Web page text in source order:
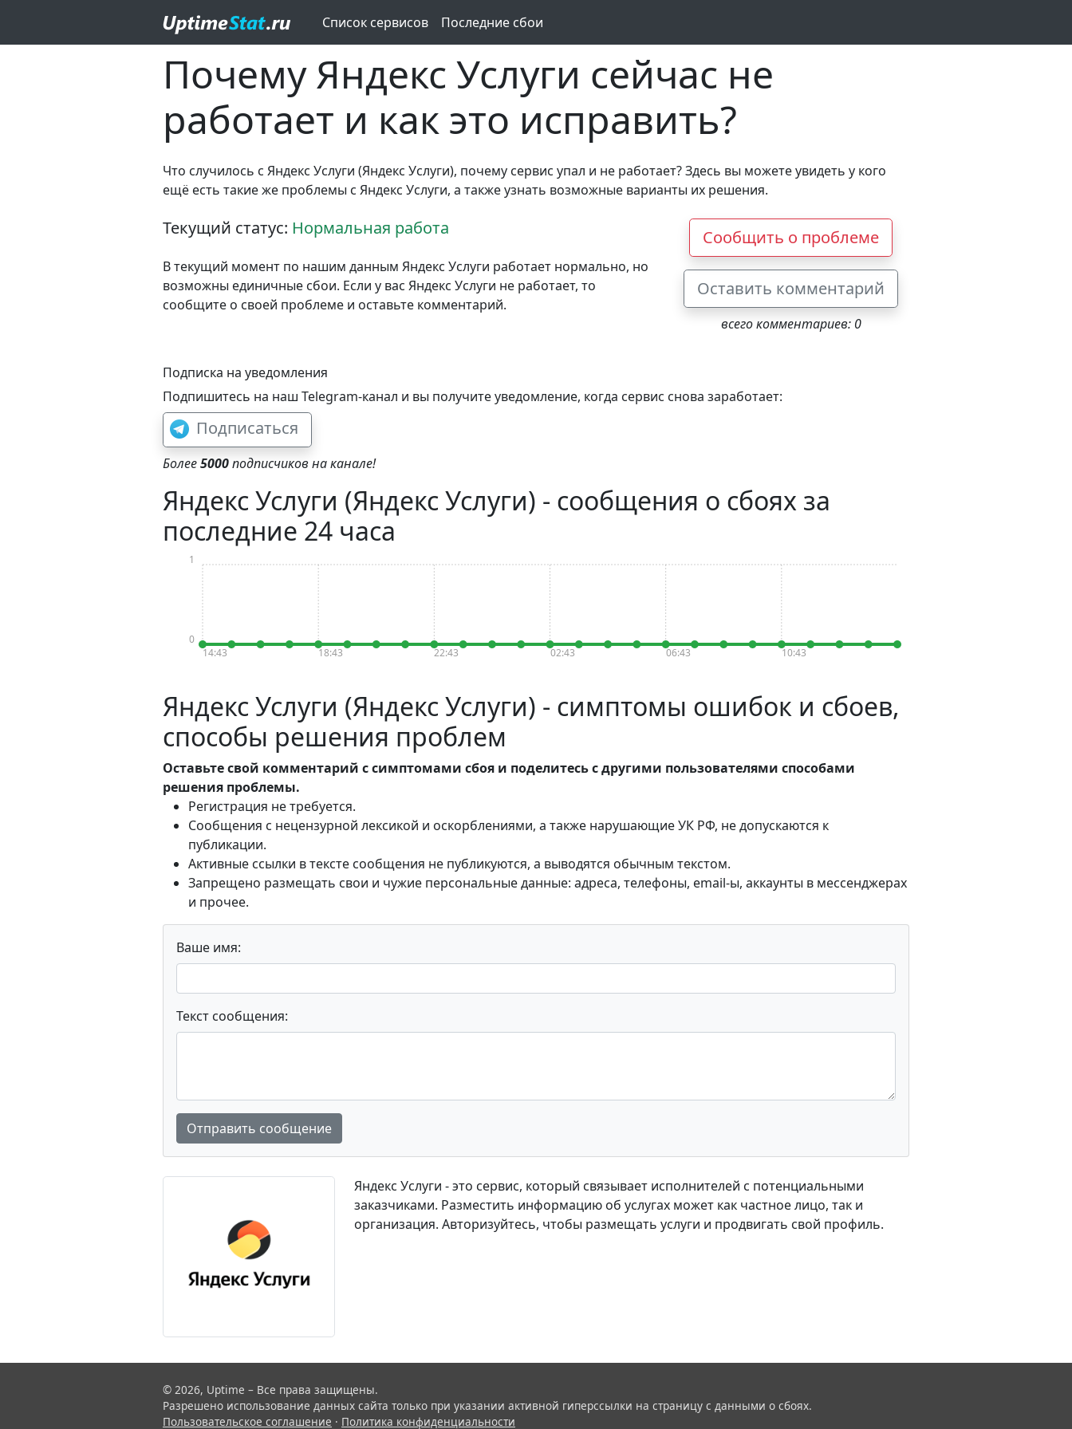
Список сервисов Последние сбои
Почему Яндекс Услуги сейчас не
работает и как это исправить?
Что случилось с Яндекс Услуги (Яндекс Услуги), почему сервис упал и не работает? Здесь вы можете увидеть у кого
ещё есть такие же проблемы с Яндекс Услуги, а также узнать возможные варианты их решения.
Текущий статус: Нормальная работа
В текущий момент по нашим данным Яндекс Услуги работает нормально, но
возможны единичные сбои. Если у вас Яндекс Услуги не работает, то
сообщите о своей проблеме и оставьте комментарий.
Сообщить о проблеме
Оставить комментарий
всего комментариев: 0
Подписка на уведомления
Подпишитесь на наш Telegram-канал и вы получите уведомление, когда сервис снова заработает:
Подписаться
Более5000подписчиков на канале!
Яндекс Услуги (Яндекс Услуги) - сообщения о сбоях за
последние 24 часа
14:43 18:43 22:43 02:43 06:43 10:43
0
1
Яндекс Услуги (Яндекс Услуги) - симптомы ошибок и сбоев,
способы решения проблем
Оставьте свой комментарий с симптомами сбоя и поделитесь с другими пользователями способами
решения проблемы.
Регистрация не требуется.
Сообщения с нецензурной лексикой и оскорблениями, а также нарушающие УК РФ, не допускаются к
публикации.
Активные ссылки в тексте сообщения не публикуются, а выводятся обычным текстом.
Запрещено размещать свои и чужие персональные данные: адреса, телефоны, email-ы, аккаунты в мессенджерах
и прочее.
Ваше имя:
Текст сообщения:
Отправить сообщение
Яндекс Услуги - это сервис, который связывает исполнителей с потенциальными
заказчиками. Разместить информацию об услугах может как частное лицо, так и
организация. Авторизуйтесь, чтобы размещать услуги и продвигать свой профиль.
© 2026, Uptime – Все права защищены.
Разрешено использование данных сайта только при указании активной гиперссылки на страницу с данными о сбоях.
Пользовательское соглашение · Политика конфиденциальности